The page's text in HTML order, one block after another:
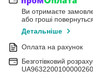
Ви отримаєте
або гроші
Детальніше
Оплата на рахунок
Безготівковий